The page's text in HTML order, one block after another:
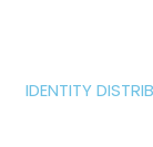
IDENTITY